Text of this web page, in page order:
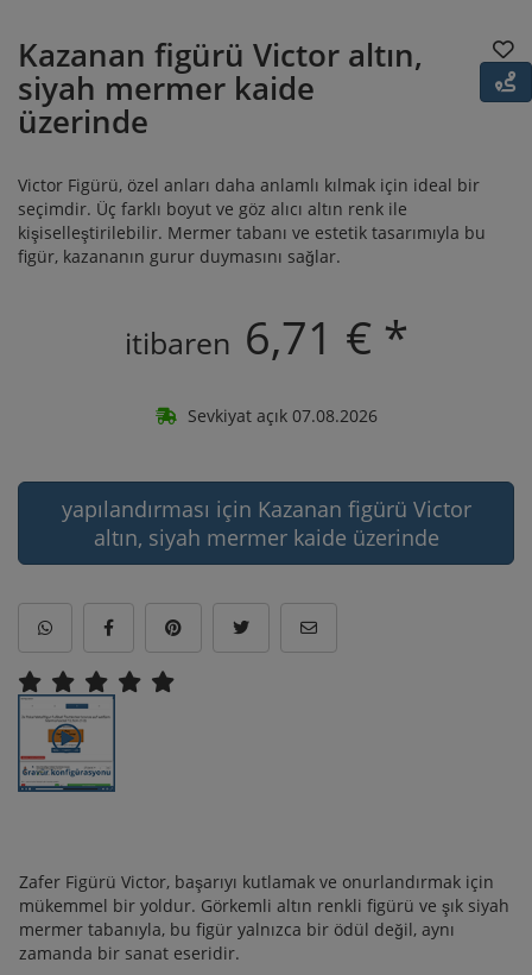
Kazanan figürü Victor altın,
siyah mermer kaide
üzerinde
Victor Figürü, özel anları daha anlamlı kılmak için ideal bir
seçimdir. Üç farklı boyut ve göz alıcı altın renk ile
kişiselleştirilebilir. Mermer tabanı ve estetik tasarımıyla bu
figür, kazananın gurur duymasını sağlar.
itibaren 6,71 € *
Sevkiyat açık 07.08.2026
yapılandırması için Kazanan figürü Victor
altın, siyah mermer kaide üzerinde
Zafer Figürü Victor, başarıyı kutlamak ve onurlandırmak için
mükemmel bir yoldur. Görkemli altın renkli figürü ve şık siyah
mermer tabanıyla, bu figür yalnızca bir ödül değil, aynı
zamanda bir sanat eseridir.